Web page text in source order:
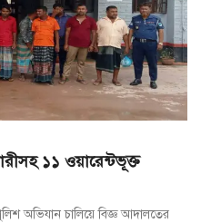
১১ ওয়ারেন্টভূক্ত
অভিযান চালিয়ে বিজ্ঞ আদালতের